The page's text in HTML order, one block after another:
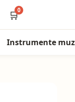
🛒0
Instrumente